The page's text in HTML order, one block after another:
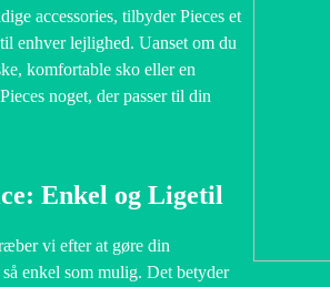
accessories, tilbyder Pieces et
enhver lejlighed. Uanset om du
komfortable sko eller en
noget, der passer til din
Enkel og Ligetil
vi efter at gøre din
enkel som mulig. Det betyder